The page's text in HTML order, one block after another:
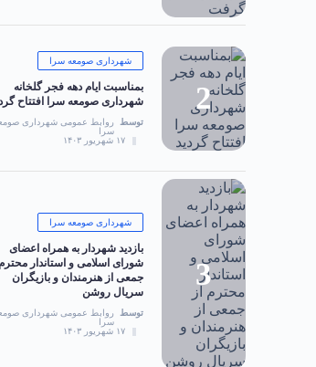
شهرداری صومعه سرا
بمناسبت ایام دهه فجر گلخانه
شهرداری صومعه سرا افتتاح
توسط
روابط عمومی شهرداری
سرا
۱۷ شهریور ۱۴۰۳
شهرداری صومعه سرا
بازدید شهردار به همراه اعضای
شورای اسلامی و استاندار محترم
جمعی از هنرمندان و بازیگران
سریال روشن
توسط
روابط عمومی شهرداری
سرا
۱۷ شهریور ۱۴۰۳